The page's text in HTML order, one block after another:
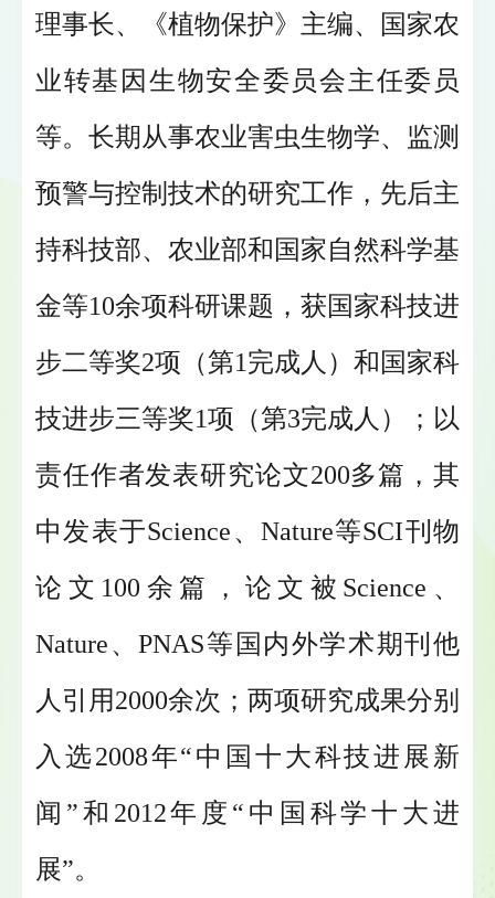
理事长、《植物保护》主编、国家农
业转基因生物安全委员会主任委员
等。 长期从事农业害虫生物学、监测
预警与控制技术的研究工作，先后主
持科技部、农业部和国家自然科学基
金等10余项科研课题，获国家科技进
步二等奖2项（第1完成人）和国家科
技进步三等奖1项（第3完成人）；以
责任作者发表研究论文200多篇，其
中发表于Science、Nature等SCI刊物
论文100余篇，论文被Science、
Nature、PNAS等国内外学术期刊他
人引用2000余次；两项研究成果分别
入选2008年“中国十大科技进展新
闻”和2012年度“中国科学十大进
展”。